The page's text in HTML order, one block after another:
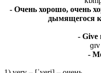
- Очень хорошо, очень
дымящегося
- Give
-